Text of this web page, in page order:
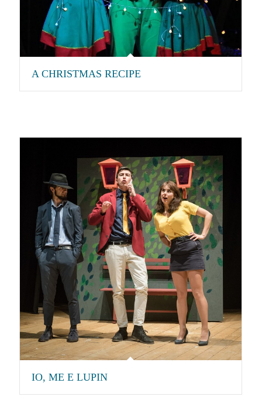
A CHRISTMAS RECIPE
IO, ME E LUPIN